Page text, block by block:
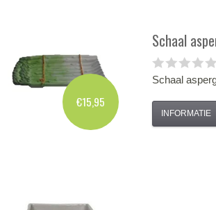
€15,95
Schaal
Schaal
INFORMATIE